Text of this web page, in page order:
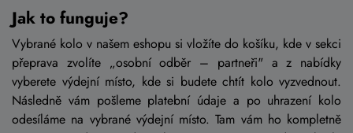
Jak to funguje?
Vybrané kolo v našem eshopu si vložíte do košíku, kde v sekci
přeprava zvolíte „osobní odběr – partneři" a z nabídky
vyberete výdejní místo, kde si budete chtít kolo vyzvednout.
Následně vám pošleme platební údaje a po uhrazení kolo
odesíláme na vybrané výdejní místo. Tam vám ho kompletně